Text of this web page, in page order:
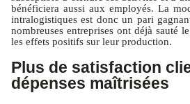
bénéficiera aussi aux employés. La
intralogistiques est donc un pari
nombreuses entreprises ont déjà sauté
les effets positifs sur leur production.
Plus de satisfaction
dépenses maîtrisées